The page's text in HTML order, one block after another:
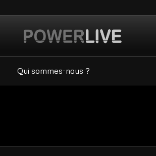
Qui sommes-nous ?